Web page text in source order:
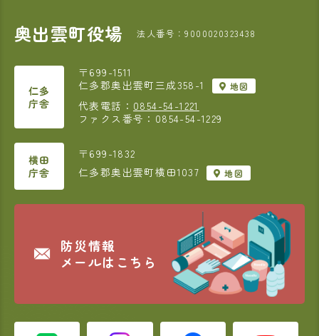
奥出雲町役場 法人番号：9000020323438
仁多
庁舎
〒699-1511
仁多郡奥出雲町三成358-1
地図
代表電話： 0854-54-1221
ファクス番号：0854-54-1229
横田
庁舎
〒699-1832
仁多郡奥出雲町横田1037
地図
防災情報
メールはこちら